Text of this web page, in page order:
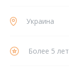
Украина
Более 5 лет